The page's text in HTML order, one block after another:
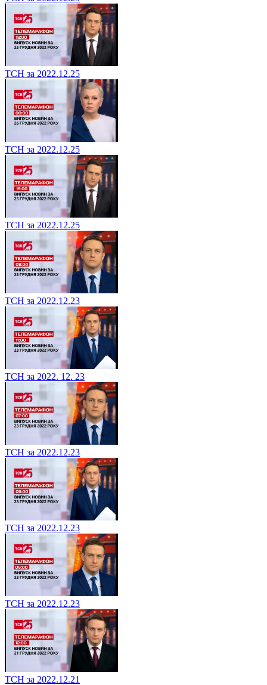
ТСН за 2022.12.25
ТСН за 2022.12.25
ТСН за 2022.12.25
ТСН за 2022.12.23
ТСН за 2022. 12. 23
ТСН за 2022.12.23
ТСН за 2022.12.23
ТСН за 2022.12.23
ТСН за 2022.12.21